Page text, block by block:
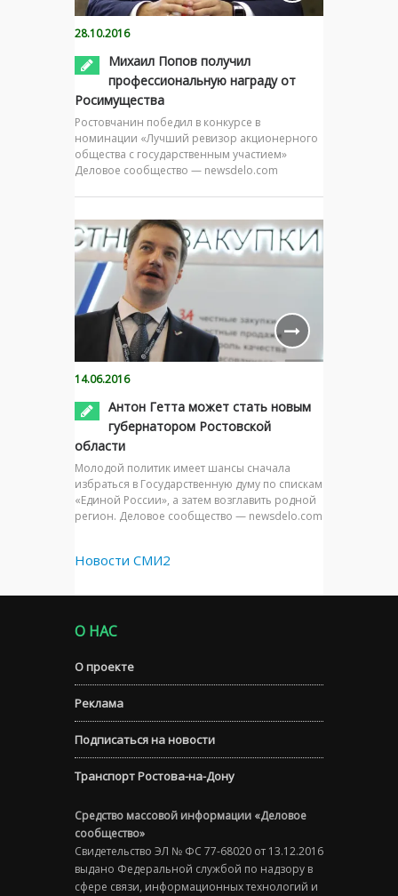
28.10.2016
Михаил Попов получил
профессиональную награду от
Росимущества
Ростовчанин победил в конкурсе в
номинации «Лучший ревизор акционерного
общества с государственным участием»
Деловое сообщество — newsdelo.com
14.06.2016
Антон Гетта может стать новым
губернатором Ростовской
области
Молодой политик имеет шансы сначала
избраться в Государственную думу по спискам
«Единой России», а затем возглавить родной
регион. Деловое сообщество — newsdelo.com
Новости СМИ2
О НАС
О проекте
Реклама
Подписаться на новости
Транспорт Ростова-на-Дону
Средство массовой информации «Деловое
сообщество»
Свидетельство ЭЛ № ФС 77-68020 от 13.12.2016
выдано Федеральной службой по надзору в
сфере связи, информационных технологий и